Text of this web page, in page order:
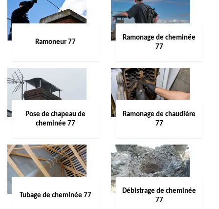
Ramoneur 77
Ramonage de cheminée
77
Pose de chapeau de
cheminée 77
Ramonage de chaudière
77
Tubage de cheminée 77
Débistrage de cheminée
77